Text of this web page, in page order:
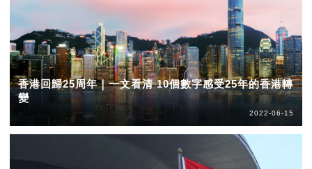
香港回歸25周年｜一文看清 10個數字感受25年的香港轉
變
2022-06-15